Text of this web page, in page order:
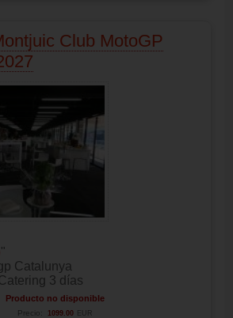
Club MotoGP
"
Catalunya
3 días
Producto no disponible
Precio: 1099.00 EUR